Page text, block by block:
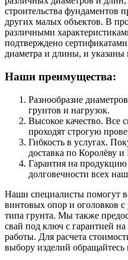
строительства фундаментов
других малых объектов. В
различными
подтверждено
диаметра и длины, и указаны
Наши преимущества:
Разнообразие
грунтов и нагрузок.
Высокое качество. Все
проходят строгую
Гибкость в услугах.
доставка по Королёву
Гарантия на
долговечности всех
Наши специалисты помогут
винтовых опор и оголовков
типа грунта. Мы также
свай под ключ с гарантией
работы. Для расчета
выбору изделий обращайтесь